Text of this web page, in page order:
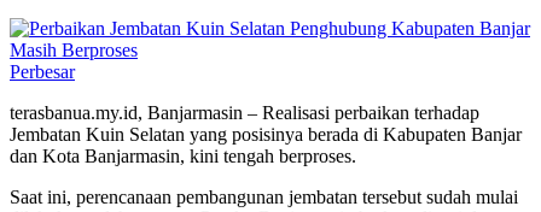
Perbesar
terasbanua.my.id, Banjarmasin – Realisasi perbaikan terhadap
Jembatan Kuin Selatan yang posisinya berada di Kabupaten Banjar
dan Kota Banjarmasin, kini tengah berproses.
Saat ini, perencanaan pembangunan jembatan tersebut sudah mulai